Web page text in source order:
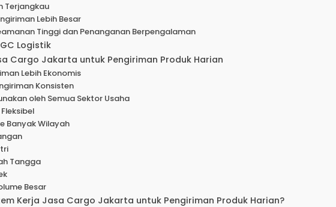
Ekspedisi Jakarta Padang
Ekspedisi Jakarta Balikpapan
Terjangkau
Lebih Besar
Tinggi dan Penanganan Berpengalaman
Logistik
Cargo Jakarta untuk Pengiriman Produk Harian
Lebih Ekonomis
Konsisten
oleh Semua Sektor Usaha
Banyak Wilayah
Tangga
Besar
Kerja Jasa Cargo Jakarta untuk Pengiriman Produk Harian?